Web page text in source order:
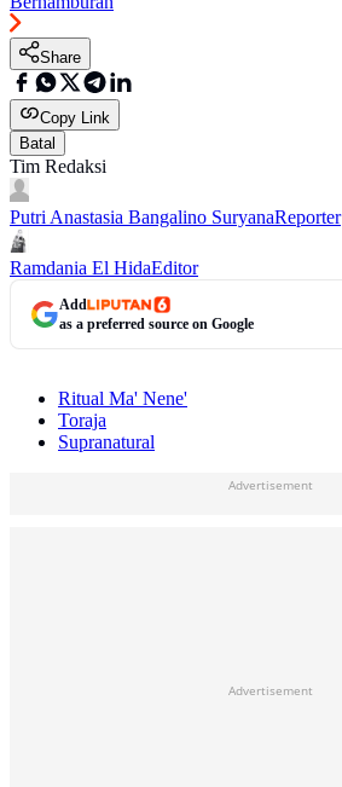
Share
Copy Link
Batal
Tim Redaksi
Putri Anastasia Bangalino SuryanaReporter
Ramdania El HidaEditor
Add
as a preferred source on Google
Ritual Ma' Nene'
Toraja
Supranatural
Advertisement
Advertisement